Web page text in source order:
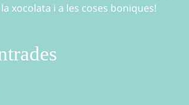
xocolata i a les coses boniques!